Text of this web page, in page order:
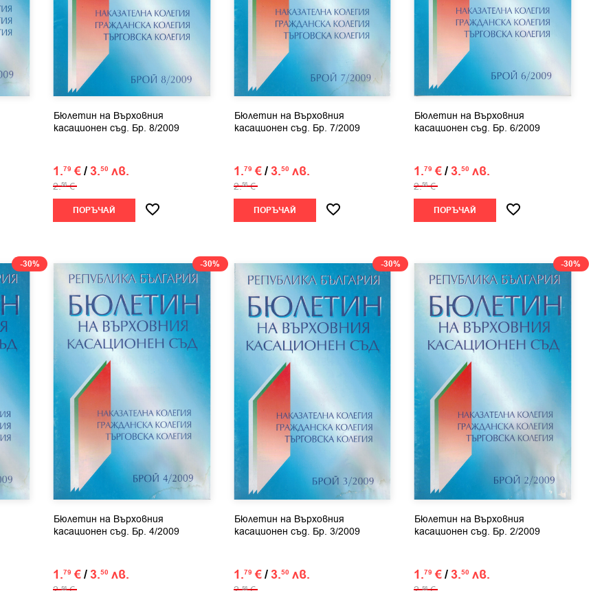
Бюлетин на Върховния
касационен съд. Бр. 8/2009
1.79 €/3.50 лв.
2.56 €
ПОРЪЧАЙ
Бюлетин на Върховния
касационен съд. Бр. 7/2009
1.79 €/3.50 лв.
2.56 €
ПОРЪЧАЙ
Бюлетин на Върховния
касационен съд. Бр. 6/2009
1.79 €/3.50 лв.
2.56 €
ПОРЪЧАЙ
-30% -30%
Бюлетин на Върховния
касационен съд. Бр. 4/2009
1.79 €/3.50 лв.
56
-30%
Бюлетин на Върховния
касационен съд. Бр. 3/2009
1.79 €/3.50 лв.
56
-30%
Бюлетин на Върховния
касационен съд. Бр. 2/2009
1.79 €/3.50 лв.
56